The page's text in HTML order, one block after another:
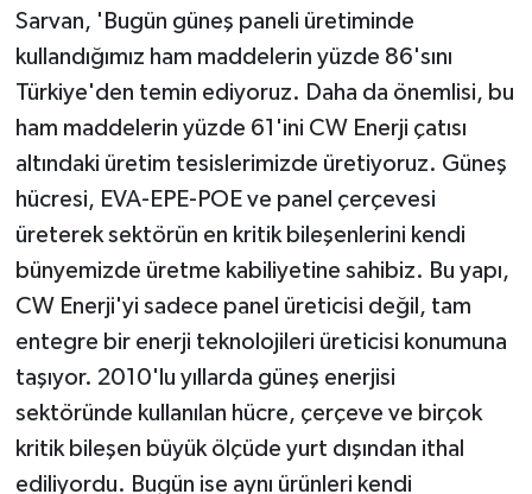
Sarvan, 'Bugün güneş paneli üretiminde
kullandığımız ham maddelerin yüzde 86'sını
Türkiye'den temin ediyoruz. Daha da önemlisi, bu
ham maddelerin yüzde 61'ini CW Enerji çatısı
altındaki üretim tesislerimizde üretiyoruz. Güneş
hücresi, EVA-EPE-POE ve panel çerçevesi
üreterek sektörün en kritik bileşenlerini kendi
bünyemizde üretme kabiliyetine sahibiz. Bu yapı,
CW Enerji'yi sadece panel üreticisi değil, tam
entegre bir enerji teknolojileri üreticisi konumuna
taşıyor. 2010'lu yıllarda güneş enerjisi
sektöründe kullanılan hücre, çerçeve ve birçok
kritik bileşen büyük ölçüde yurt dışından ithal
ediliyordu. Bugün ise aynı ürünleri kendi